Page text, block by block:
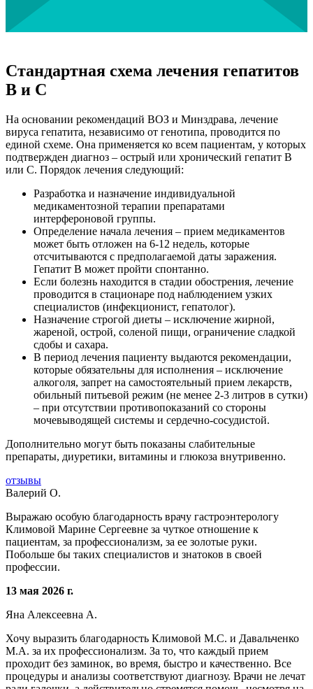
Стандартная схема лечения гепатитов
В и С
На основании рекомендаций ВОЗ и Минздрава, лечение
вируса гепатита, независимо от генотипа, проводится по
единой схеме. Она применяется ко всем пациентам, у которых
подтвержден диагноз – острый или хронический гепатит В
или С. Порядок лечения следующий:
Разработка и назначение индивидуальной
медикаментозной терапии препаратами
интерфероновой группы.
Определение начала лечения – прием медикаментов
может быть отложен на 6-12 недель, которые
отсчитываются с предполагаемой даты заражения.
Гепатит В может пройти спонтанно.
Если болезнь находится в стадии обострения, лечение
проводится в стационаре под наблюдением узких
специалистов (инфекционист, гепатолог).
Назначение строгой диеты – исключение жирной,
жареной, острой, соленой пищи, ограничение сладкой
сдобы и сахара.
В период лечения пациенту выдаются рекомендации,
которые обязательны для исполнения – исключение
алкоголя, запрет на самостоятельный прием лекарств,
обильный питьевой режим (не менее 2-3 литров в сутки)
– при отсутствии противопоказаний со стороны
мочевыводящей системы и сердечно-сосудистой.
Дополнительно могут быть показаны слабительные
препараты, диуретики, витамины и глюкоза внутривенно.
отзывы
Валерий О.
Выражаю особую благодарность врачу гастроэнтерологу
Климовой Марине Сергеевне за чуткое отношение к
пациентам, за профессионализм, за ее золотые руки.
Побольше бы таких специалистов и знатоков в своей
профессии.
13 мая 2026 г.
Яна Алексеевна А.
Хочу выразить благодарность Климовой М.С. и Давальченко
М.А. за их профессионализм. За то, что каждый прием
проходит без заминок, во время, быстро и качественно. Все
процедуры и анализы соответствуют диагнозу. Врачи не лечат